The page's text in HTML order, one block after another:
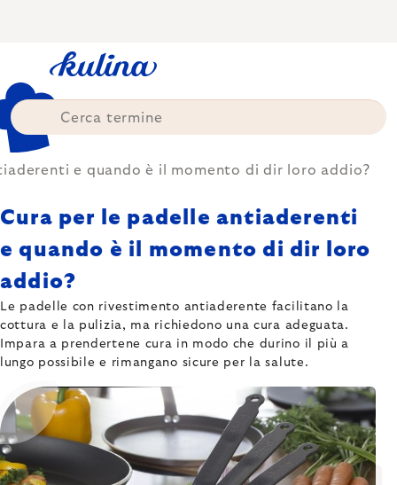
e quando è il momento di dir loro addio?
Cura per le padelle antiaderenti
e quando è il momento di dir loro
addio?
Le padelle con rivestimento antiaderente facilitano la
cottura e la pulizia, ma richiedono una cura adeguata.
Impara a prendertene cura in modo che durino il più a
lungo possibile e rimangano sicure per la salute.